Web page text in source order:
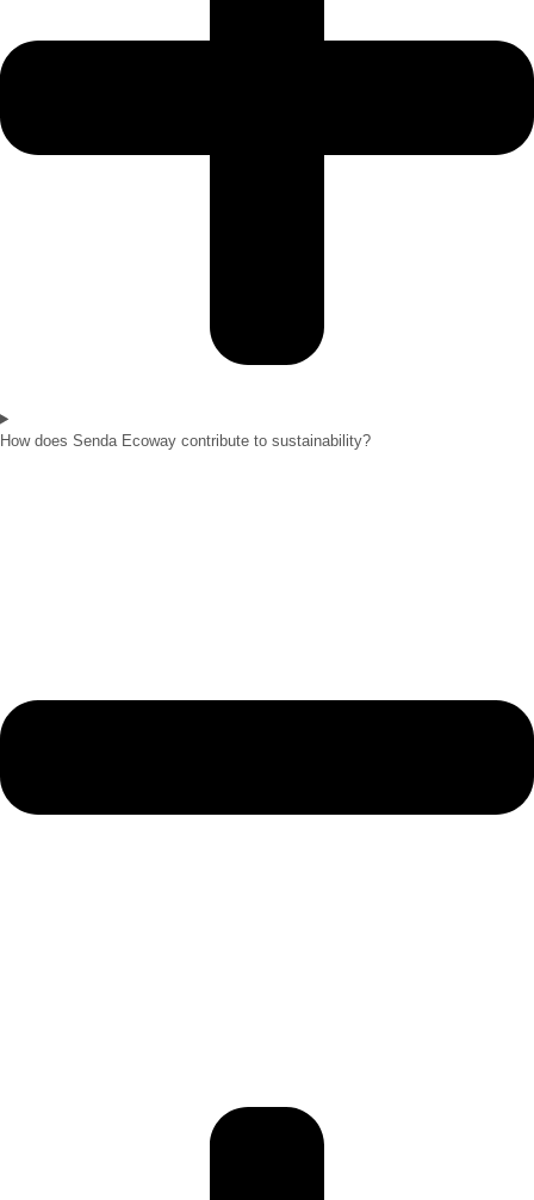
How does Senda Ecoway contribute to sustainability?